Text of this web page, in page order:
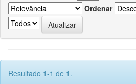
Ordenar
Resultado 1-1 de 1.